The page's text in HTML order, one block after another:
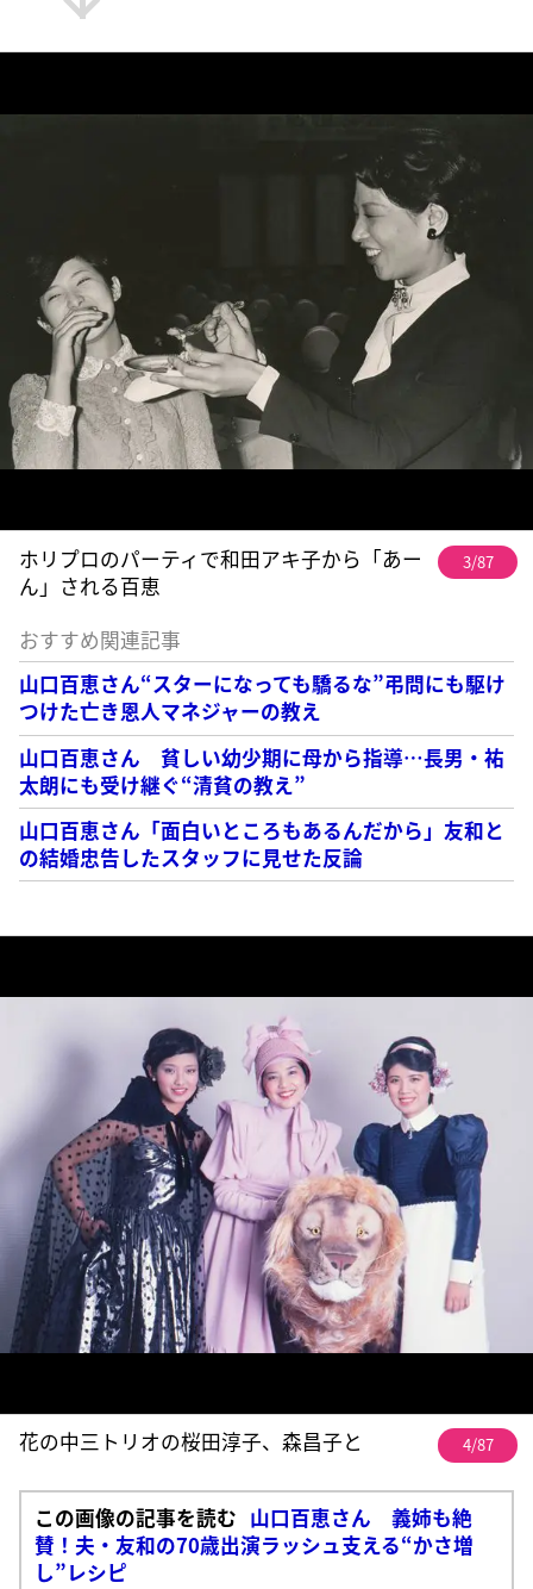
ホリプロのパーティで和田アキ子から「あー
ん」される百恵
3/87
おすすめ関連記事
山口百恵さん“スターになっても驕るな”弔問にも駆け
つけた亡き恩人マネジャーの教え
山口百恵さん 貧しい幼少期に母から指導…長男・祐
太朗にも受け継ぐ“清貧の教え”
山口百恵さん「面白いところもあるんだから」友和と
の結婚忠告したスタッフに見せた反論
花の中三トリオの桜田淳子、森昌子と 4/87
この画像の記事を読む 山口百恵さん 義姉も絶
賛！夫・友和の70歳出演ラッシュ支える“かさ増
し”レシピ